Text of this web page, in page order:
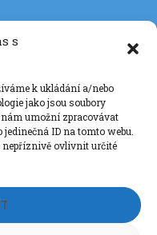
s
k ukládání a/nebo
jako jsou soubory
umožní zpracovávat
ID na tomto webu.
nepříznivě ovlivnit určité
135